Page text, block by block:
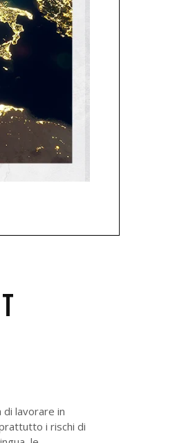
di lavorare in
i rischi di